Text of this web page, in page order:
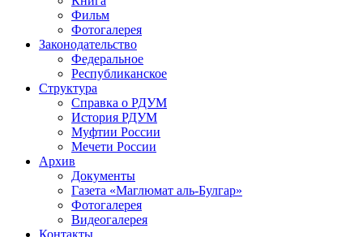
Фильм
Фотогалерея
Законодательство
Федеральное
Республиканское
Структура
Справка о РДУМ
История РДУМ
Муфтии России
Мечети России
Архив
Документы
Газета «Маглюмат аль-Булгар»
Фотогалерея
Видеогалерея
Контакты